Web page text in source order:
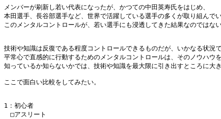
メンバーが刷新し若い代表になったが、かつての中田英寿氏をはじめ、
本田選手、長谷部選手など、世界で活躍している選手の多くが取り組んで
このメンタルコントロールが、若い選手にも浸透してきた結果なのではな
技術や知識は反復である程度コントロールできるものだが、いかなる状況
平常心で直感的に行動するためのメンタルコントロールは、そのノウハウ
知っているか知らないかでは、技術や知識を最大限に引き出すところに大
ここで面白い比較をしてみたい。
1：初心者
□アスリート